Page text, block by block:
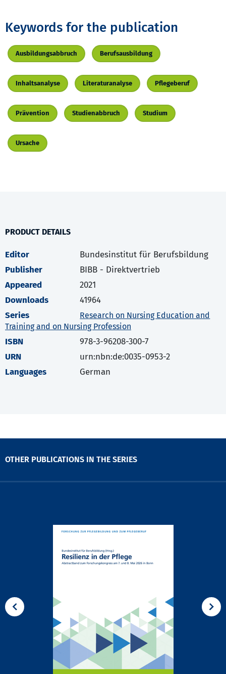
Keywords for the publication
Ausbildungsabbruch Berufsausbildung
Inhaltsanalyse Literaturanalyse Pflegeberuf
Prävention Studienabbruch Studium
Ursache
PRODUCT DETAILS
Editor
Bundesinstitut für Berufsbildung
Publisher
BIBB - Direktvertrieb
Appeared
2021
Downloads
41964
Series
Research on Nursing Education and
Training and on Nursing Profession
ISBN
978-3-96208-300-7
URN
urn:nbn:de:0035-0953-2
Languages
German
OTHER PUBLICATIONS IN THE SERIES